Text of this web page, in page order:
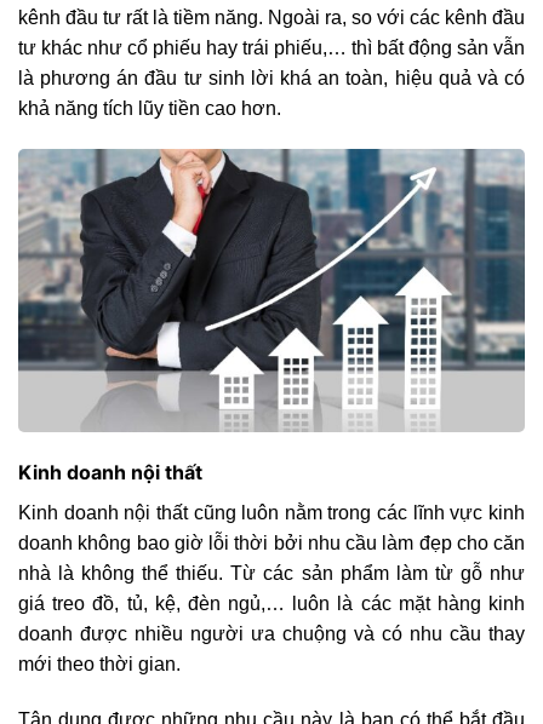
kênh đầu tư rất là tiềm năng. Ngoài ra, so với các kênh đầu
tư khác như cổ phiếu hay trái phiếu,… thì bất động sản vẫn
là phương án đầu tư sinh lời khá an toàn, hiệu quả và có
khả năng tích lũy tiền cao hơn.
Kinh doanh nội thất
Kinh doanh nội thất cũng luôn nằm trong các lĩnh vực kinh
doanh không bao giờ lỗi thời bởi nhu cầu làm đẹp cho căn
nhà là không thể thiếu. Từ các sản phẩm làm từ gỗ như
giá treo đồ, tủ, kệ, đèn ngủ,… luôn là các mặt hàng kinh
doanh được nhiều người ưa chuộng và có nhu cầu thay
mới theo thời gian.
Tận dụng được những nhu cầu này là bạn có thể bắt đầu